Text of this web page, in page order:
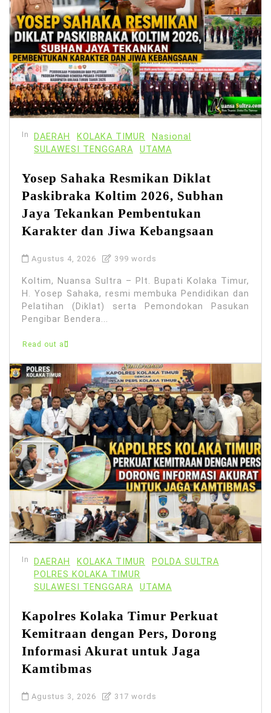
In DAERAH KOLAKA TIMUR
Nasional
SULAWESI TENGGARA
UTAMA
Yosep Sahaka Resmikan Diklat
Paskibraka Koltim 2026, Subhan
Jaya Tekankan Pembentukan
Karakter dan Jiwa Kebangsaan
Agustus 4, 2026 399 words
Koltim, Nuansa Sultra – Plt. Bupati Kolaka Timur,
H. Yosep Sahaka, resmi membuka Pendidikan dan
Pelatihan (Diklat) serta Pemondokan Pasukan
Pengibar Bendera...
Read out all
In DAERAH KOLAKA TIMUR
POLDA SULTRA
POLRES KOLAKA TIMUR
SULAWESI TENGGARA
UTAMA
Kapolres Kolaka Timur Perkuat
Kemitraan dengan Pers, Dorong
Informasi Akurat untuk Jaga
Kamtibmas
Agustus 3, 2026 317 words